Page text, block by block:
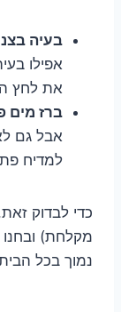
בעיה
אפילו
את לחץ
ברז מים
אבל גם
למדיח
כדי לבדוק
מקלחת)
נמוך בכל